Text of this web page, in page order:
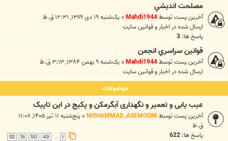
مصلحت انديشي
آخرین پست توسطMahdi1944
« یک‌شنبه ۱۹ دی ۱۳۸۹, ۱۲:۳۱ ق.ظ
ارسال شده در اخبار و قوانين سايت
پاسخ ها: 3
قوانين سراسري انجمن
آخرین پست توسطMahdi1944
« یک‌شنبه ۹ بهمن ۱۳۸۴, ۳:۱۳ ق.ظ
ارسال شده در اخبار و قوانين سايت
موضوعات
عیب یابی و تعمیر و نگهداری آبگرمکن و پکیج در این تاپیک
آخرین پست توسطMOHAMMAD_ASEMOONI
«
پنج‌شنبه ۱۱ تیر ۱۴۰۵, ۱۱:۰۸
ق.ظ
پاسخ ها: 622
…
49
50
51
52